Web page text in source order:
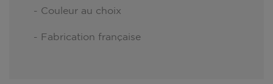
- Couleur au choix
- Fabrication française